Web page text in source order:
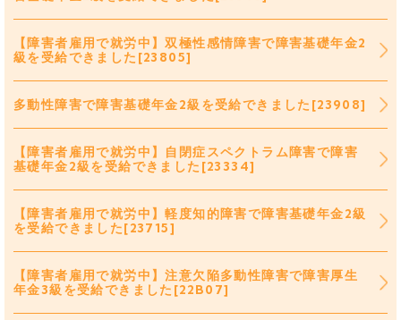
【障害者雇用で就労中】双極性感情障害で障害基礎年金2
級を受給できました[23805]
多動性障害で障害基礎年金2級を受給できました[23908]
【障害者雇用で就労中】自閉症スペクトラム障害で障害
基礎年金2級を受給できました[23334]
【障害者雇用で就労中】軽度知的障害で障害基礎年金2級
を受給できました[23715]
【障害者雇用で就労中】注意欠陥多動性障害で障害厚生
年金3級を受給できました[22B07]